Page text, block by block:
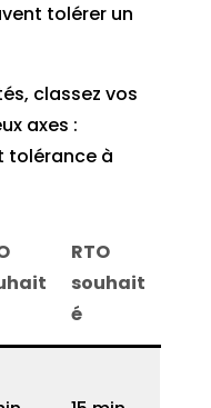
tolérer un
classez vos
axes :
tolérance à
RTO
souhait
é